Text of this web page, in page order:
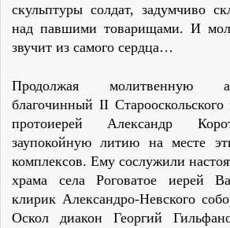
скульптуры солдат, задумчиво
над павшими товарищами. И
звучит из самого сердца…
Продолжая молитвенную
благочинный II Старооскольского
протоиерей Александр
заупокойную литию на месте
комплексов. Ему сослужили
храма села Роговатое иерей
клирик Александро-Невского
Оскол диакон Георгий